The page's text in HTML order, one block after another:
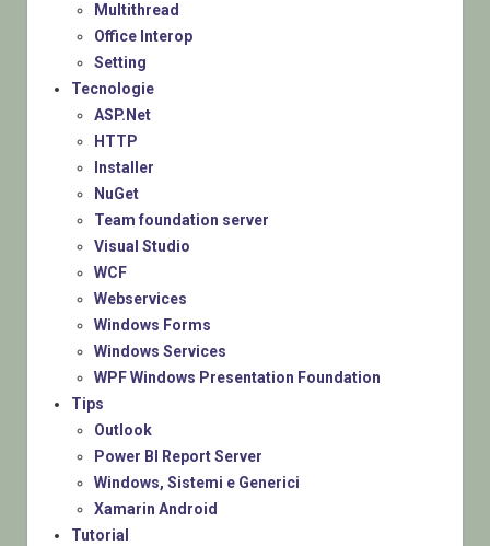
Multithread
Office Interop
Setting
Tecnologie
ASP.Net
HTTP
Installer
NuGet
Team foundation server
Visual Studio
WCF
Webservices
Windows Forms
Windows Services
WPF Windows Presentation Foundation
Tips
Outlook
Power BI Report Server
Windows, Sistemi e Generici
Xamarin Android
Tutorial